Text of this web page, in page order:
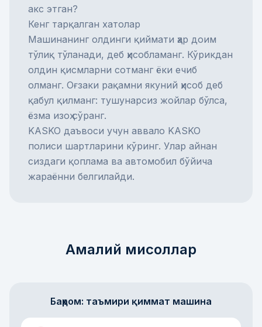
акс этган?
Кенг тарқалган хатолар
Машинанинг олдинги қиймати ҳар доим
тўлиқ тўланади, деб ҳисобламанг. Кўрикдан
олдин қисмларни сотманг ёки ечиб
олманг. Оғзаки рақамни якуний ҳисоб деб
қабул қилманг: тушунарсиз жойлар бўлса,
ёзма изоҳ сўранг.
KASKO даъвоси учун аввало KASKO
полиси шартларини кўринг. Улар айнан
сиздаги қоплама ва автомобил бўйича
жараённи белгилайди.
Амалий мисоллар
Баҳром: таъмири қиммат машина